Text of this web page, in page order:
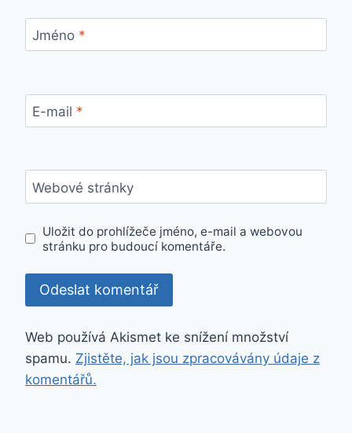
Jméno *
E-mail *
Webové stránky
Uložit do prohlížeče jméno, e-mail a webovou
stránku pro budoucí komentáře.
Web používá Akismet ke snížení množství
spamu. Zjistěte, jak jsou zpracovávány údaje z
komentářů.